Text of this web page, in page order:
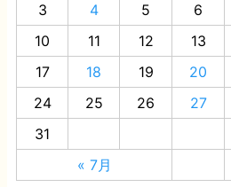
3
4 5 6
10
11 12 13
17
18 19 20
24
25 26 27
31
« 7月